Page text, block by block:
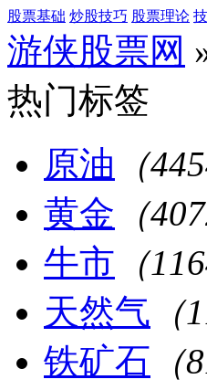
股票基础 炒股技巧 股票理论
游侠股票网
热门标签
原油 （
黄金 （
牛市 （
天然气 （
铁矿石 （